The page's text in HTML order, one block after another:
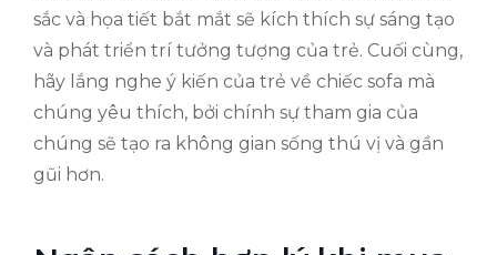
sắc và họa tiết bắt mắt sẽ kích thích sự sáng tạo
và phát triển trí tưởng tượng của trẻ. Cuối cùng,
hãy lắng nghe ý kiến của trẻ về chiếc sofa mà
chúng yêu thích, bởi chính sự tham gia của
chúng sẽ tạo ra không gian sống thú vị và gần
gũi hơn.